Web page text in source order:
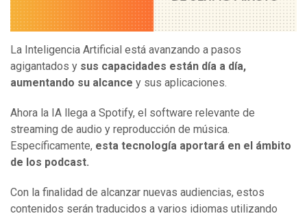
La Inteligencia Artificial está avanzando a pasos
agigantados y sus capacidades están día a día,
aumentando su alcance y sus aplicaciones.
Ahora la IA llega a Spotify, el software relevante de
streaming de audio y reproducción de música.
Específicamente, esta tecnología aportará en el ámbito
de los podcast.
Con la finalidad de alcanzar nuevas audiencias, estos
contenidos serán traducidos a varios idiomas utilizando